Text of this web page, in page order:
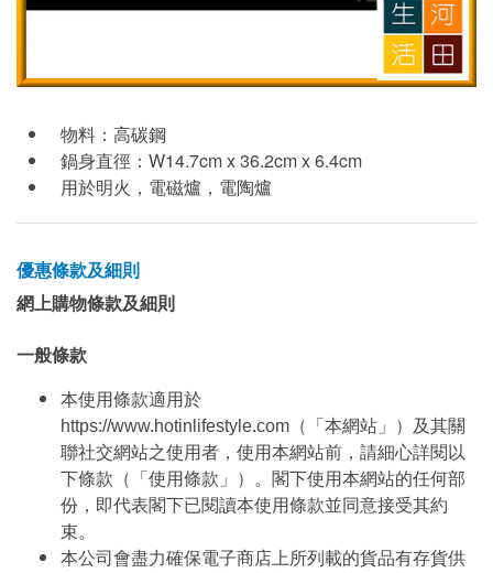
物料：高碳鋼
鍋身直徑：W14.7cm x 36.2cm x 6.4cm
用於明火，電磁爐，電陶爐
優惠條款及細則
網上購物條款及細則
一般條款
本使用條款適用於
https://www.hotinlifestyle.com（「本網站」）及其關
聯社交網站之使用者，使用本網站前，請細心詳閱以
下條款（「使用條款」）。閣下使用本網站的任何部
份，即代表閣下已閱讀本使用條款並同意接受其約
束。
本公司會盡力確保電子商店上所列載的貨品有存貨供